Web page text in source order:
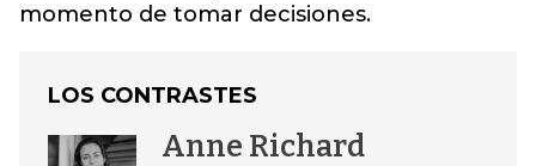
momento de tomar decisiones.
LOS CONTRASTES
Anne Richard